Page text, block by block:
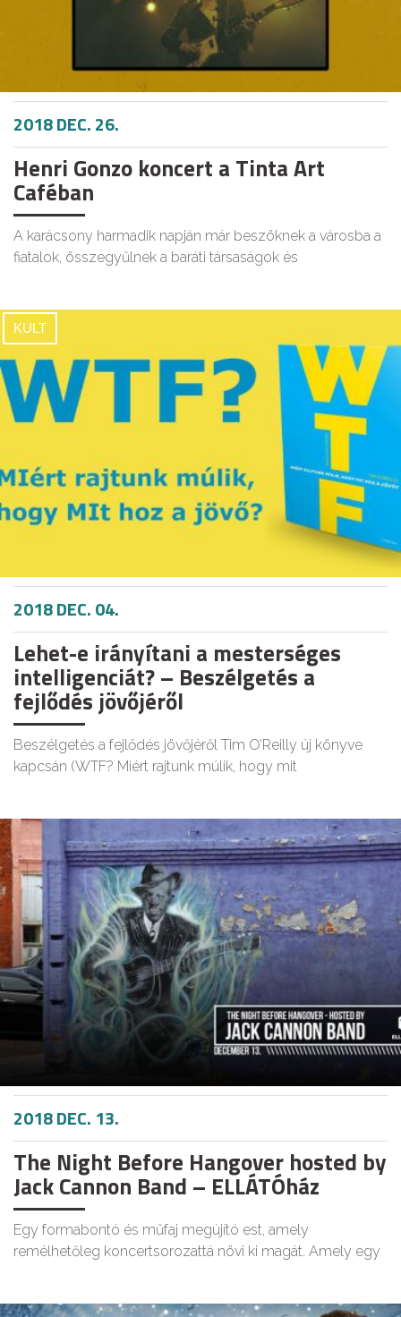
2018 DEC. 26.
Henri Gonzo koncert a Tinta Art
Caféban
A karácsony harmadik napján már beszöknek a városba a
fiatalok, összegyűlnek a baráti társaságok és
KULT
2018 DEC. 04.
Lehet-e irányítani a mesterséges
intelligenciát? – Beszélgetés a
fejlődés jövőjéről
Beszélgetés a fejlődés jövőjéről Tim O’Reilly új könyve
kapcsán (WTF? Miért rajtunk múlik, hogy mit
2018 DEC. 13.
The Night Before Hangover hosted by
Jack Cannon Band – ELLÁTÓház
Egy formabontó és műfaj megújító est, amely
remélhetőleg koncertsorozattá növi ki magát. Amely egy